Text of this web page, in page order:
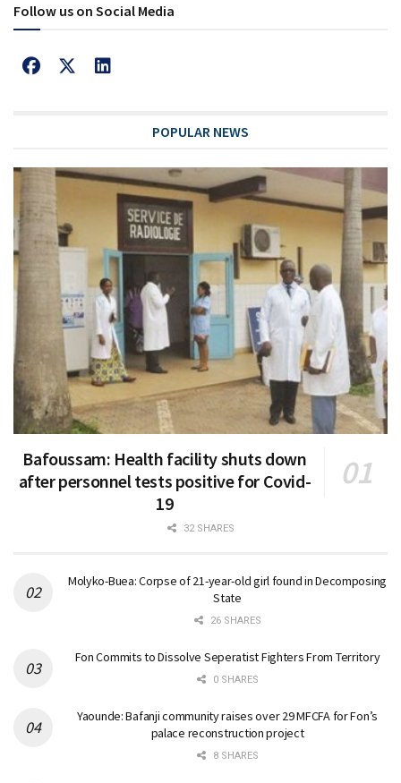
Follow us on Social Media
POPULAR NEWS
Bafoussam: Health facility shuts down
after personnel tests positive for Covid-
19
32 SHARES
Molyko-Buea: Corpse of 21-year-old girl found in Decomposing
State
26 SHARES
Fon Commits to Dissolve Seperatist Fighters From Territory
0 SHARES
Yaounde: Bafanji community raises over 29 MFCFA for Fon’s
palace reconstruction project
8 SHARES